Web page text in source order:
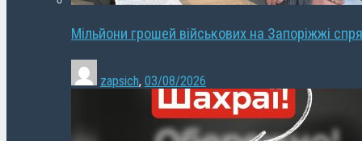
Мільйони грошей військових на Запоріжжі
zapsich, 03/08/2026